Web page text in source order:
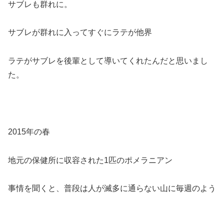
サブレも群れに。
サブレが群れに入ってすぐにラテが他界
ラテがサブレを後輩として導いてくれたんだと思いまし
た。
2015年の春
地元の保健所に収容された1匹のポメラニアン
事情を聞くと、普段は人が滅多に通らない山に毎週のよう